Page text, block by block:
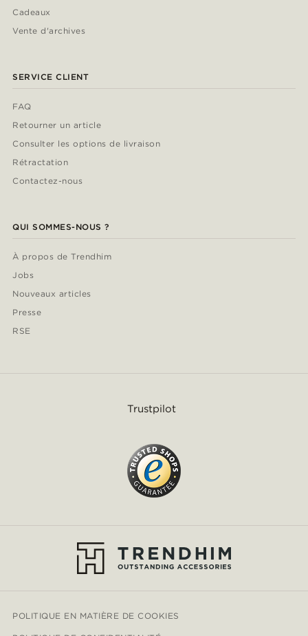
Cadeaux
Vente d'archives
SERVICE CLIENT
FAQ
Retourner un article
Consulter les options de livraison
Rétractation
Contactez-nous
QUI SOMMES-NOUS ?
À propos de Trendhim
Jobs
Nouveaux articles
Presse
RSE
Trustpilot
POLITIQUE EN MATIÈRE DE COOKIES